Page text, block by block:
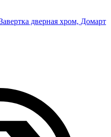
дверная хром, Домарт